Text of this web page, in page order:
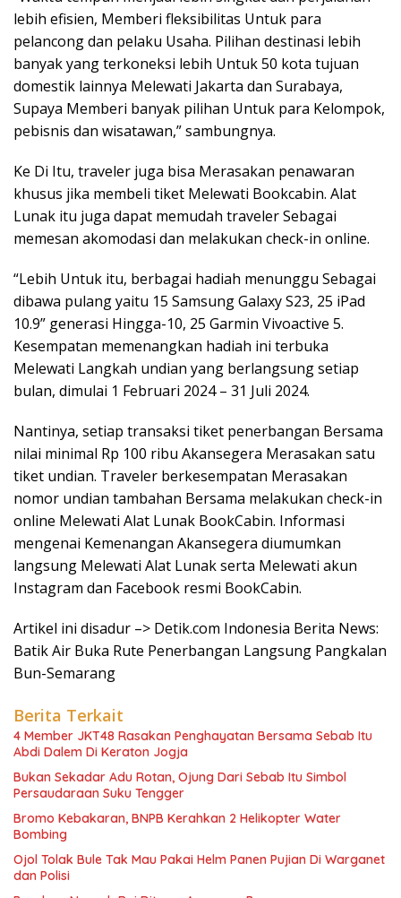
lebih efisien, Memberi fleksibilitas Untuk para
pelancong dan pelaku Usaha. Pilihan destinasi lebih
banyak yang terkoneksi lebih Untuk 50 kota tujuan
domestik lainnya Melewati Jakarta dan Surabaya,
Supaya Memberi banyak pilihan Untuk para Kelompok,
pebisnis dan wisatawan,” sambungnya.
Ke Di Itu, traveler juga bisa Merasakan penawaran
khusus jika membeli tiket Melewati Bookcabin. Alat
Lunak itu juga dapat memudah traveler Sebagai
memesan akomodasi dan melakukan check-in online.
“Lebih Untuk itu, berbagai hadiah menunggu Sebagai
dibawa pulang yaitu 15 Samsung Galaxy S23, 25 iPad
10.9” generasi Hingga-10, 25 Garmin Vivoactive 5.
Kesempatan memenangkan hadiah ini terbuka
Melewati Langkah undian yang berlangsung setiap
bulan, dimulai 1 Februari 2024 – 31 Juli 2024.
Nantinya, setiap transaksi tiket penerbangan Bersama
nilai minimal Rp 100 ribu Akansegera Merasakan satu
tiket undian. Traveler berkesempatan Merasakan
nomor undian tambahan Bersama melakukan check-in
online Melewati Alat Lunak BookCabin. Informasi
mengenai Kemenangan Akansegera diumumkan
langsung Melewati Alat Lunak serta Melewati akun
Instagram dan Facebook resmi BookCabin.
Artikel ini disadur –> Detik.com Indonesia Berita News:
Batik Air Buka Rute Penerbangan Langsung Pangkalan
Bun-Semarang
Berita Terkait
4 Member JKT48 Rasakan Penghayatan Bersama Sebab Itu
Abdi Dalem Di Keraton Jogja
Bukan Sekadar Adu Rotan, Ojung Dari Sebab Itu Simbol
Persaudaraan Suku Tengger
Bromo Kebakaran, BNPB Kerahkan 2 Helikopter Water
Bombing
Ojol Tolak Bule Tak Mau Pakai Helm Panen Pujian Di Warganet
dan Polisi